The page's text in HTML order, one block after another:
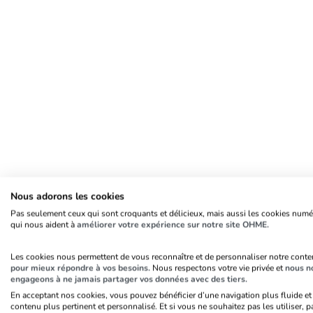
Associations caritatives,
notreoutil CRMpeut vous
Nous adorons les cookies
Pas seulement ceux qui sont croquants et délicieux, mais aussi les cookies
qui nous aident àaméliorer votre expérience sur notre site OHME.
Les cookies nous permettent de vous reconnaître et de personnaliser notre
pour mieux répondre à vos besoins. Nous respectons votre vie privée etnous
engageons à ne jamais partager vos données avec des tiers.
En acceptant nos cookies, vous pouvez bénéficier d’une navigation plus fluide et
contenu plus pertinent et personnalisé. Et si vous ne souhaitez pas les utiliser,